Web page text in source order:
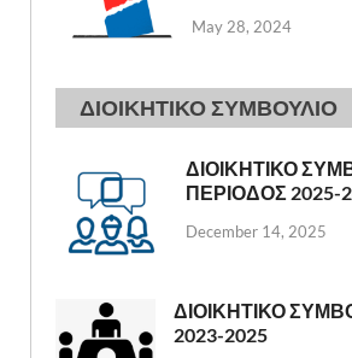
May 28, 2024
ΔΙΟΙΚΗΤΙΚΟ ΣΥΜΒΟΥΛΙΟ
ΔΙΟΙΚΗΤΙΚΟ
ΠΕΡΙΟΔΟΣ 2025-
December 14, 2025
ΔΙΟΙΚΗΤΙΚΟ
2023-2025